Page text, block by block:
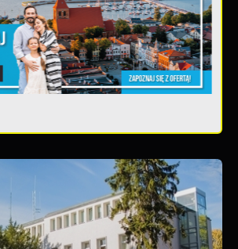
- 2026
lato - Zdrowo i